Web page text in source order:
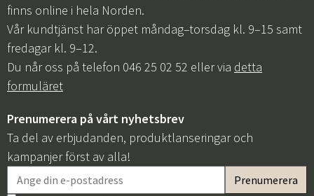
finns online i hela Norden.
Vår kundtjänst har öppet måndag–torsdag kl. 9–15 samt
fredagar kl. 9–12.
Du når oss på telefon 046 25 02 52 eller via detta
formuläret
Prenumerera på vårt nyhetsbrev
Ta del av erbjudanden, produktlanseringar och
kampanjer först av alla!